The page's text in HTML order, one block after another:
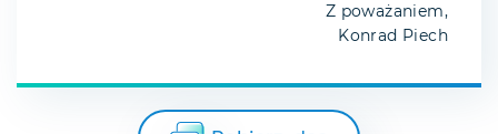
Z poważaniem,
Konrad Piech